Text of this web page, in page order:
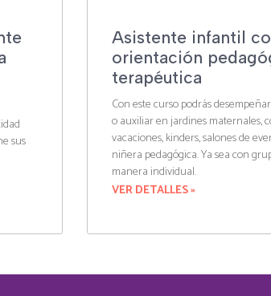
sus
Asistente infantil
orientación
terapéutica
Con este curso podrás
o auxiliar en jardines maternales,
vacaciones, kinders, salones de
niñera pedagógica. Ya sea con
manera individual.
VER DETALLES »